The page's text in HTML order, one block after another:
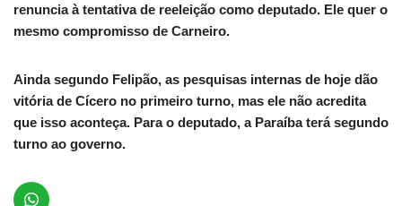
renuncia à tentativa de reeleição como deputado. Ele quer o
mesmo compromisso de Carneiro.
Ainda segundo Felipão, as pesquisas internas de hoje dão
vitória de Cícero no primeiro turno, mas ele não acredita
que isso aconteça. Para o deputado, a Paraíba terá segundo
turno ao governo.